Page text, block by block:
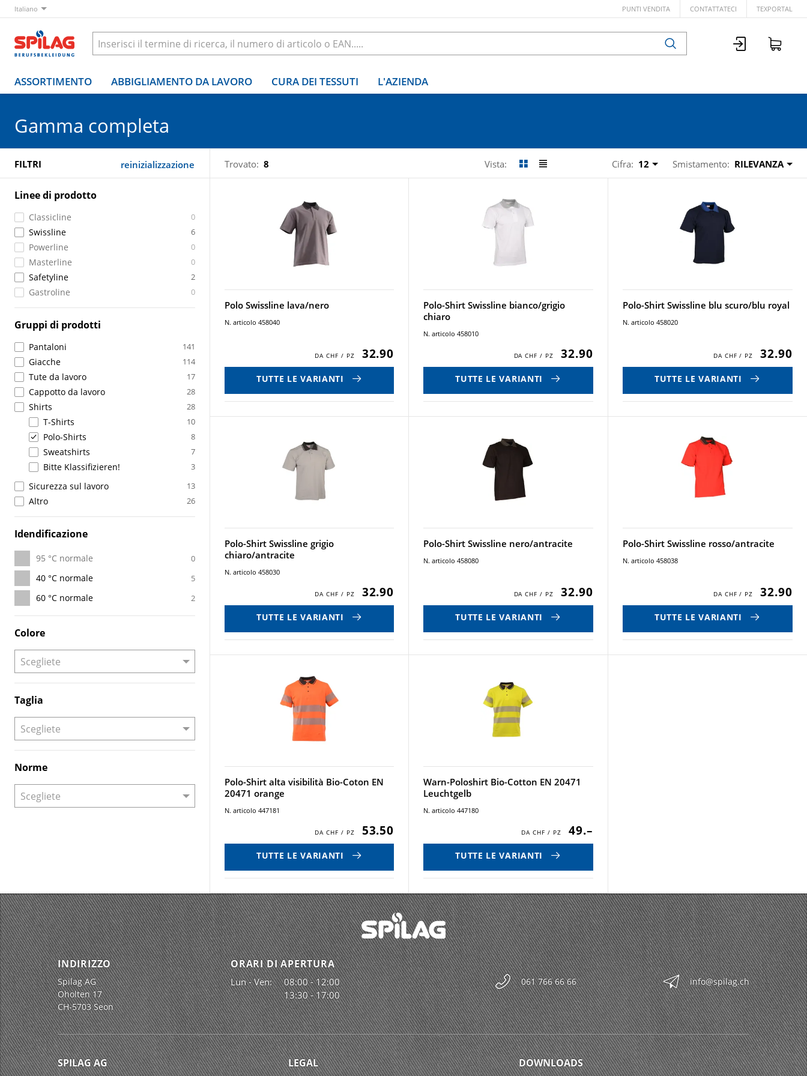
Italiano PUNTI VENDITA CONTATTATECI TEXPORTAL
ASSORTIMENTO ABBIGLIAMENTO DA LAVORO CURA DEI TESSUTI L'AZIENDA
Gamma completa
FILTRI reinizializzazione Trovato: 8 Vista: Cifra: 12 Smistamento: RILEVANZA
Linee di prodotto
Classicline 0
Swissline 6
Powerline 0
Masterline 0
Safetyline 2
Gastroline 0
Gruppi di prodotti
Pantaloni 141
Giacche 114
Tute da lavoro 17
Cappotto da lavoro 28
Shirts 28
T-Shirts 10
Polo-Shirts 8
Sweatshirts 7
Bitte Klassifizieren! 3
Sicurezza sul lavoro 13
Altro 26
Idendificazione
95 °C normale 0
40 °C normale 5
60 °C normale 2
Colore
Taglia
Norme
Polo Swissline lava/nero
N. articolo 458040
32.90
TUTTE LE VARIANTI
Polo-Shirt Swissline bianco/grigio
chiaro
N. articolo 458010
32.90
TUTTE LE VARIANTI
Polo-Shirt Swissline blu scuro/blu royal
N. articolo 458020
32.90
TUTTE LE VARIANTI
Polo-Shirt Swissline grigio
chiaro/antracite
N. articolo 458030
32.90
TUTTE LE VARIANTI
Polo-Shirt Swissline nero/antracite
N. articolo 458080
32.90
TUTTE LE VARIANTI
Polo-Shirt Swissline rosso/antracite
N. articolo 458038
32.90
TUTTE LE VARIANTI
Polo-Shirt alta visibilità Bio-Coton EN
20471 orange
N. articolo 447181
53.50
TUTTE LE VARIANTI
Warn-Poloshirt Bio-Cotton EN 20471
Leuchtgelb
N. articolo 447180
49.–
TUTTE LE VARIANTI
INDIRIZZO
Spilag AG
Oholten 17
CH-5703 Seon
ORARI DI APERTURA
Lun - Ven:
08:00 - 12:00
13:30 - 17:00
061 766 66 66 info@spilag.ch
SPILAG AG LEGAL DOWNLOADS